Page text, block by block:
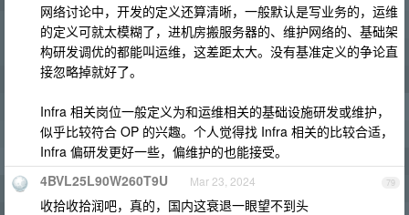
网络讨论中，开发的定义还算清晰，一般默认是写业务的，运维
的定义可就太模糊了，进机房搬服务器的、维护网络的、基础架
构研发调优的都能叫运维，这差距太大。没有基准定义的争论直
接忽略掉就好了。
Infra 相关岗位一般定义为和运维相关的基础设施研发或维护，
似乎比较符合 OP 的兴趣。个人觉得找 Infra 相关的比较合适，
Infra 偏研发更好一些，偏维护的也能接受。
79
4BVL25L90W260T9U Mar 23, 2024
收拾收拾润吧，真的，国内这衰退一眼望不到头